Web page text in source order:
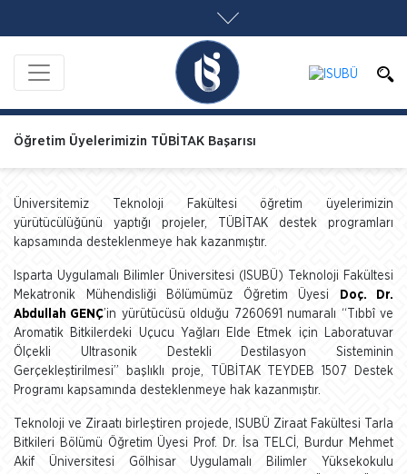
Öğretim Üyelerimizin TÜBİTAK Başarısı
Üniversitemiz Teknoloji Fakültesi öğretim üyelerimizin
yürütücülüğünü yaptığı projeler, TÜBİTAK destek programları
kapsamında desteklenmeye hak kazanmıştır.
Isparta Uygulamalı Bilimler Üniversitesi (ISUBÜ) Teknoloji Fakültesi
Mekatronik Mühendisliği Bölümümüz Öğretim Üyesi
Doç. Dr.
Abdullah GENÇ’in yürütücüsü olduğu 7260691 numaralı “Tıbbî ve
Aromatik Bitkilerdeki Uçucu Yağları Elde Etmek için Laboratuvar
Ölçekli Ultrasonik Destekli Destilasyon Sisteminin
Gerçekleştirilmesi” başlıklı proje, TÜBİTAK TEYDEB 1507 Destek
Programı kapsamında desteklenmeye hak kazanmıştır.
Teknoloji ve Ziraatı birleştiren projede, ISUBÜ Ziraat Fakültesi Tarla
Bitkileri Bölümü Öğretim Üyesi Prof. Dr. İsa TELCİ, Burdur Mehmet
Akif Üniversitesi Gölhisar Uygulamalı Bilimler Yüksekokulu